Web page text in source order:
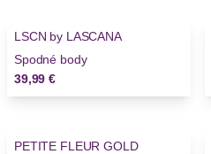
LSCN by LASCANA
Spodné body
39,99 €
PETITE FLEUR GOLD